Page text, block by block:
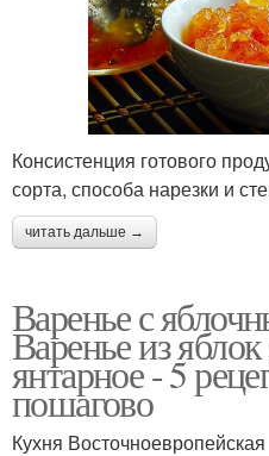
Консистенция готового
сорта, способа нарезки и
читать дальше →
Варенье с
Варенье из
янтарное - 5
пошагово
Кухня Восточноевропейская